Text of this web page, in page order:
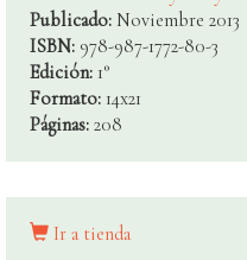
Publicado: Noviembre 2013
ISBN: 978-987-1772-80-3
Edición: 1°
Formato: 14x21
Páginas: 208
Ir a tienda